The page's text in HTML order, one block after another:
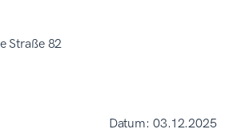
Straße 82
Datum: 03.12.2025